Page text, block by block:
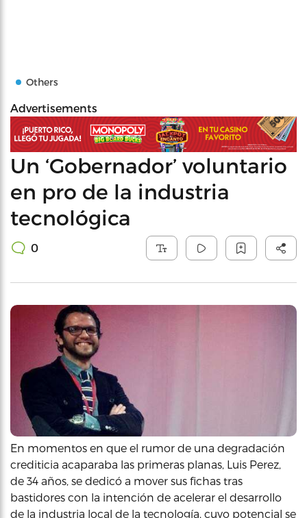
Others
Advertisements
Un ‘Gobernador’ voluntario
en pro de la industria
tecnológica
0
En momentos en que el rumor de una degradación
crediticia acaparaba las primeras planas, Luis Perez,
de 34 años, se dedicó a mover sus fichas tras
bastidores con la intención de acelerar el desarrollo
de la industria local de la tecnología, cuyo potencial se